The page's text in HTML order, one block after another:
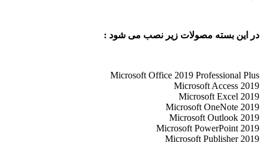
در این بسته مصولات زیر نصب می شود :
Microsoft Office 2019 Professional Plus
Microsoft Access 2019
Microsoft Excel 2019
Microsoft OneNote 2019
Microsoft Outlook 2019
Microsoft PowerPoint 2019
Microsoft Publisher 2019